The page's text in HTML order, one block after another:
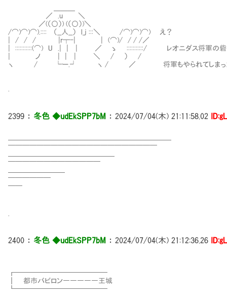
／ .u ＼
／(（○）) (（○）)＼
/⌒)⌒)⌒).:::: （__人__） l_j :::＼ /⌒)⌒)⌒) え？
| / / / |r┬-| | (⌒)/ / / /／
| :::::::::::(⌒) U .| | | ／ ゝ :::::::::::/ レオニダス将軍の砦が
| ノ | | | ＼ / ） /
ヽ / └ー.┘ ヽ / ／ 将軍もやられてしまった
2399 ： 冬色 ◆udEkSPP7bM ： 2024/07/04(木) 21:11:58.02
━━━━━━━━━━━━━━━━━━━━━━━
━━━━━━━━━━━━━━━
━━━━━━━━
2400 ： 冬色 ◆udEkSPP7bM ： 2024/07/04(木) 21:12:36.26
┏━━━━━━━━━━━━━
┃ 都市バビロン―――――王城
┗━━━━━━━━━────